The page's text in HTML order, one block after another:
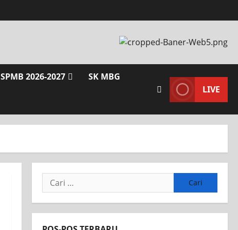
SPMB 2026-2027 SK MBG
LIVE